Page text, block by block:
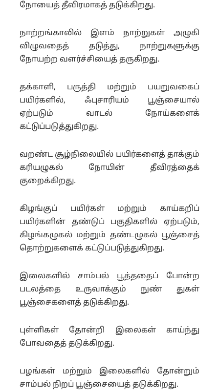
நோயைத் தீவிரமாகத் தடுக்கிறது.
நாற்றங்காலில் இளம் நாற்றுகள் அழுகி
விழுவதைத் தடுத்து, நாற்றுகளுக்கு
நோயற்ற வளர்ச்சியைத் தருகிறது.
தக்காளி, பருத்தி மற்றும் பயறுவகைப்
பயிர்களில், ஃபுசாரியம் பூஞ்சையால்
ஏற்படும் வாடல் நோய்களைக்
கட்டுப்படுத்துகிறது.
வறண்ட சூழ்நிலையில் பயிர்களைத் தாக்கும்
கரியழுகல் நோயின் தீவிரத்தைக்
குறைக்கிறது.
கிழங்குப் பயிர்கள் மற்றும் காய்கறிப்
பயிர்களின் தண்டுப் பகுதிகளில் ஏற்படும்,
கிழங்கழுகல் மற்றும் தண்டழுகல் பூஞ்சைத்
தொற்றுகளைக் கட்டுப்படுத்துகிறது.
இலைகளில் சாம்பல் பூத்ததைப் போன்ற
படலத்தை உருவாக்கும் நுண் துகள்
பூஞ்சைகளைத் தடுக்கிறது.
புள்ளிகள் தோன்றி இலைகள் காய்ந்து
போவதைத் தடுக்கிறது.
பழங்கள் மற்றும் இலைகளில் தோன்றும்
சாம்பல் நிறப் பூஞ்சையைத் தடுக்கிறது.